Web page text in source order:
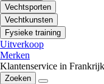
Vechtsporten
Vechtkunsten
Fysieke training
Uitverkoop
Merken
Klantenservice in Frankrijk
Zoeken